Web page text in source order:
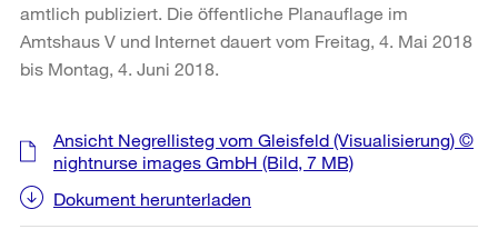
amtlich publiziert. Die öffentliche Planauflage im
Amtshaus V und Internet dauert vom Freitag, 4. Mai 2018
bis Montag, 4. Juni 2018.
Weitere
Informationen
Ansicht Negrellisteg vom Gleisfeld (Visualisierung) ©
nightnurse images GmbH (Bild, 7 MB)
Dokument herunterladen